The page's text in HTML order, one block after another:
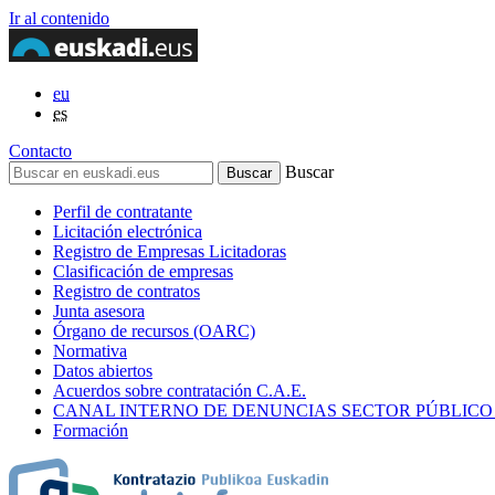
Ir al contenido
eu
es
Contacto
Buscar
Perfil de contratante
Licitación electrónica
Registro de Empresas Licitadoras
Clasificación de empresas
Registro de contratos
Junta asesora
Órgano de recursos (OARC)
Normativa
Datos abiertos
Acuerdos sobre contratación C.A.E.
CANAL INTERNO DE DENUNCIAS SECTOR
Formación